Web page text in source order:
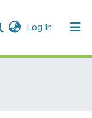
Log In (current)